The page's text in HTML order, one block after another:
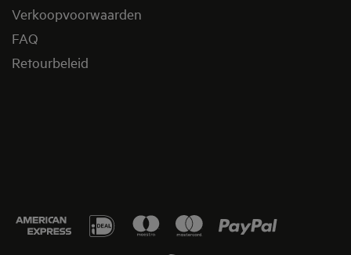
Verkoopvoorwaarden
FAQ
Retourbeleid